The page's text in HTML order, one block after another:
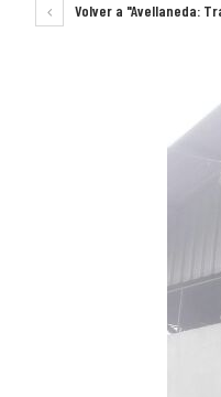
Volver a "Avellaneda: